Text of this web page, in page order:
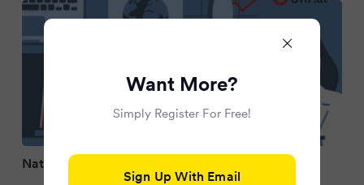
Nationalrat: Debatten über Budget und EABG
Want More?
Simply Register For Free!
Sign Up With Email